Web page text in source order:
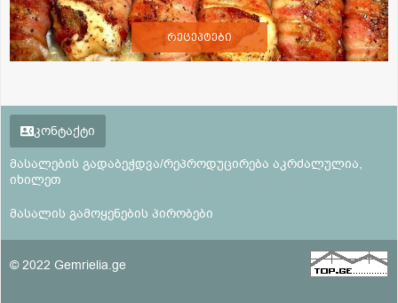
რეცეპტები
კონტაქტი
მასალების გადაბეჭდვა/რეპროდუცირება აკრძალულია,
იხილეთ
მასალის გამოყენების პირობები
© 2022 Gemrielia.ge